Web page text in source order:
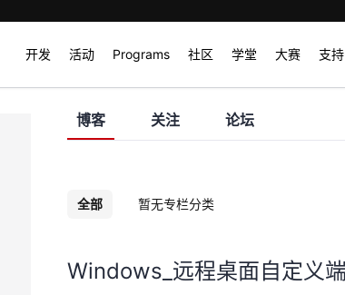
开发 活动 Programs 社区 学堂 大赛 支持
博客 关注 论坛
全部 暂无专栏分类
Windows_远程桌面自定义